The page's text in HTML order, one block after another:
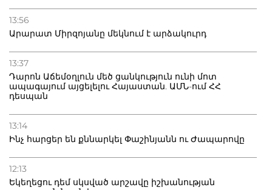
13:56
Արարատ Միրզոյանը մեկնում է արձակուրդ
13:37
Դարոն Աճեմօղլուն մեծ ցանկություն ունի մոտ
ապագայում այցելելու Հայաստան. ԱՄՆ-ում ՀՀ
դեսպան
13:14
Ինչ հարցեր են քննարկել Փաշինյանն ու Ժապարովը
12:13
Եկեղեցու դեմ սկսված արշավը իշխանության